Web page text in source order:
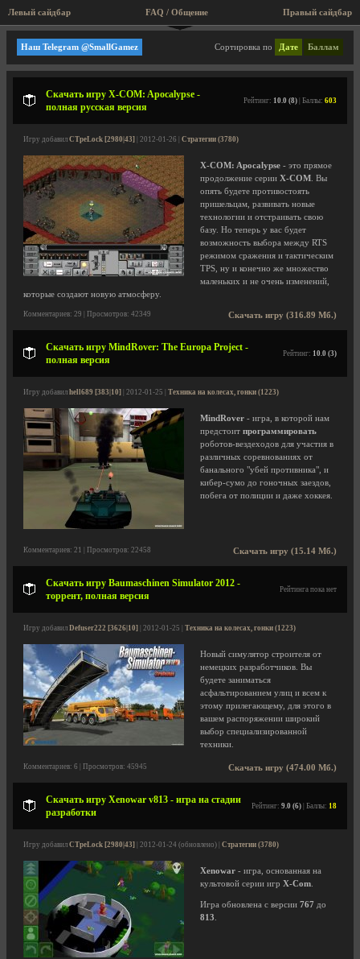
Левый сайдбар Правый сайдбар
FAQ / Общение
Стратегии
Сортировка по Дате Баллам
Наш Telegram @SmallGamez
Скачать игру X-COM: Apocalypse -
полная русская версия
Рейтинг: 10.0 (8) | Баллы: 603
Игру добавил CTpeLock [2980|43] | 2012-01-26 | Стратегии (3780)
X-COM: Apocalypse - это прямое
продолжение серии X-COM . Вы
опять будете противостоять
пришельцам, развивать новые
технологии и отстраивать свою
базу. Но теперь у вас будет
возможность выбора между RTS
режимом сражения и тактическим
TPS, ну и конечно же множество
маленьких и не очень изменений,
которые создают новую атмосферу.
Скачать игру (316.89 Мб.)
Комментариев: 29 | Просмотров: 42349
Скачать игру MindRover: The Europa Project -
полная версия
Рейтинг: 10.0 (3)
Игру добавил hell689 [383|10] | 2012-01-25 | Техника на колесах, гонки (1223)
MindRover - игра, в которой нам
предстоит программировать
роботов-вездеходов для участия в
различных соревнованиях от
банального "убей противника", и
кибер-сумо до гоночных заездов,
побега от полиции и даже хоккея.
Скачать игру (15.14 Мб.)
Комментариев: 21 | Просмотров: 22458
Скачать игру Baumaschinen Simulator 2012 -
торрент, полная версия
Рейтинга пока нет
Игру добавил Defuser222 [3626|10] | 2012-01-25 | Техника на колесах, гонки (1223)
Новый симулятор строителя от
немецких разработчиков. Вы
будете заниматься
асфальтированием улиц и всем к
этому прилегающему, для этого в
вашем распоряжении широкий
выбор специализированной
техники.
Скачать игру (474.00 Мб.)
Комментариев: 6 | Просмотров: 45945
Скачать игру Xenowar v813 - игра на стадии
разработки
Рейтинг: 9.0 (6) | Баллы: 18
Игру добавил CTpeLock [2980|43] | 2012-01-24 (обновлено) | Стратегии (3780)
Xenowar - игра, основанная на
культовой серии игр X-Com
Игра обновлена с версии 767 до
813